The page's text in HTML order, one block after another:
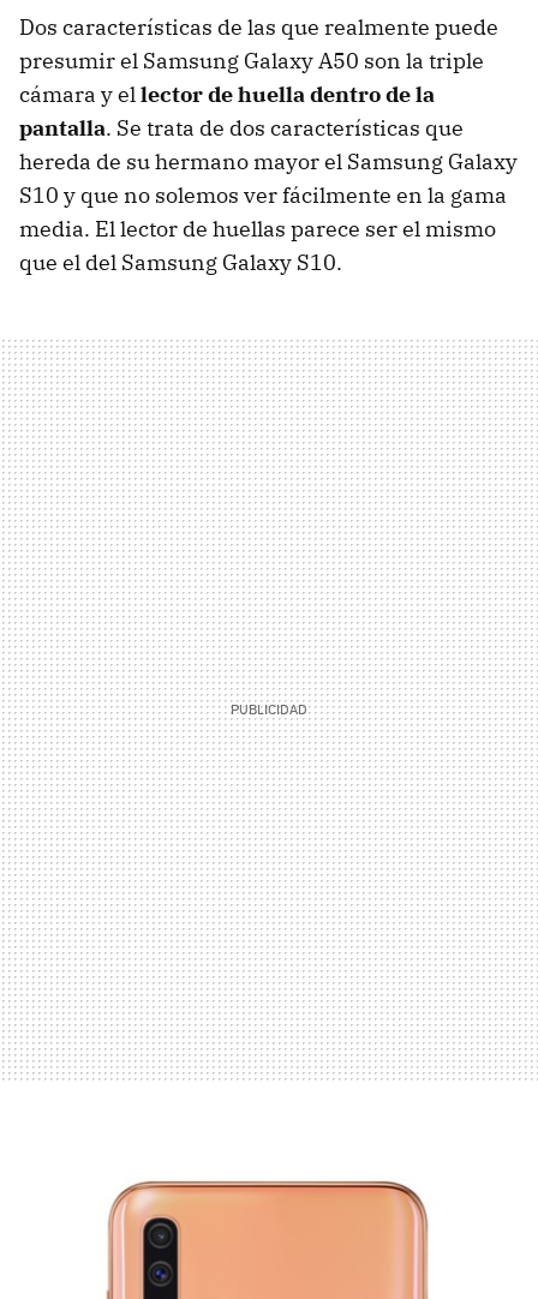
Dos características de las que realmente puede
presumir el Samsung Galaxy A50 son la triple
cámara y el lector de huella dentro de la
pantalla. Se trata de dos características que
hereda de su hermano mayor el Samsung Galaxy
S10 y que no solemos ver fácilmente en la gama
media. El lector de huellas parece ser el mismo
que el del Samsung Galaxy S10.